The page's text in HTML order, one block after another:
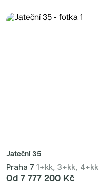
Jateční 35
Praha 7 1+kk, 3+kk, 4+kk
Od 7 777 200 Kč